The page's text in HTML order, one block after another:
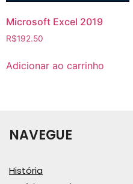
Microsoft Excel 2019
R$192.50
Adicionar ao carrinho
NAVEGUE
História